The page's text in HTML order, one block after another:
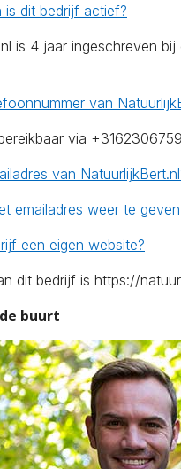
is dit bedrijf actief?
is 4 jaar ingeschreven bij
van
via
van
emailadres weer te
een eigen website?
dit bedrijf is https://
buurt